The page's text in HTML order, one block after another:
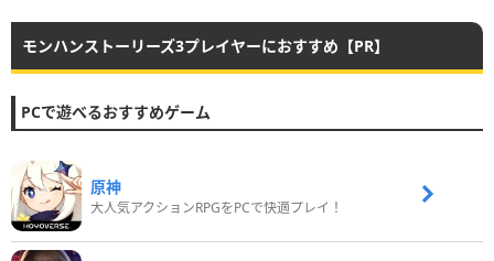
モンハンストーリーズ3プレイヤーにおすすめ【PR】
PCで遊べるおすすめゲーム
原神
大人気アクションRPGをPCで快適プレイ！